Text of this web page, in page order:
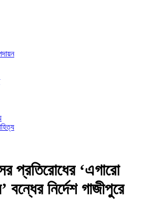
প্রতিরোধের ‘এগারো
বন্ধের নির্দেশ গাজীপুরে